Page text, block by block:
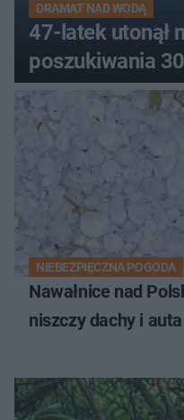
DRAMAT NAD WODĄ
47-latek utonął
poszukiwania
NIEBEZPIECZNA POGODA
Nawałnice nad
niszczy dachy i